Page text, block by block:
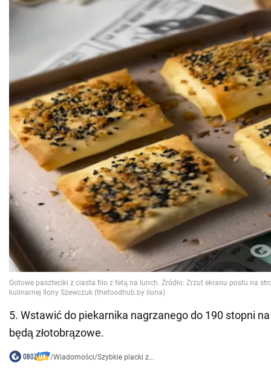
5. Wstawić do piekarnika nagrzanego do 190 stopni
będą złotobrązowe.
/Wiadomości/Szybkie placki z...